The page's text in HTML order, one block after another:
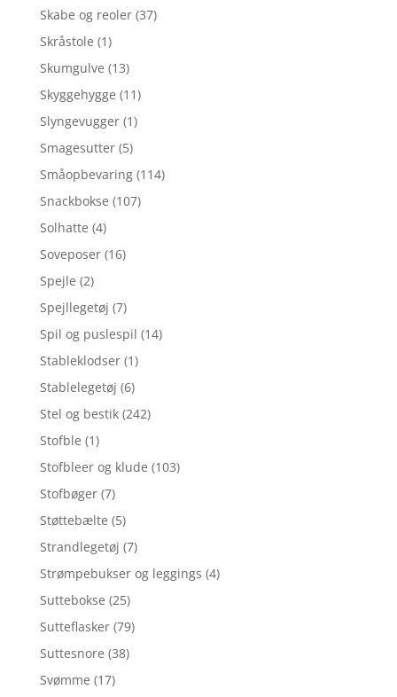
Skabe og reoler (37)
Skråstole (1)
Skumgulve (13)
Skyggehygge (11)
Slyngevugger (1)
Smagesutter (5)
Småopbevaring (114)
Snackbokse (107)
Solhatte (4)
Soveposer (16)
Spejle (2)
Spejllegetøj (7)
Spil og puslespil (14)
Stableklodser (1)
Stablelegetøj (6)
Stel og bestik (242)
Stofble (1)
Stofbleer og klude (103)
Stofbøger (7)
Støttebælte (5)
Strandlegetøj (7)
Strømpebukser og leggings (4)
Suttebokse (25)
Sutteflasker (79)
Suttesnore (38)
Svømme (17)